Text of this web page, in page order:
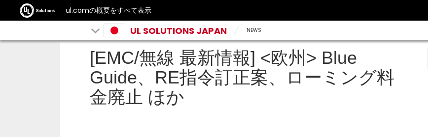
ul.comの概要をすべて表示
UL SOLUTIONS JAPAN NEWS
[EMC/無線 最新情報] <欧州> Blue
Guide、RE指令訂正案、ローミング料
金廃止 ほか